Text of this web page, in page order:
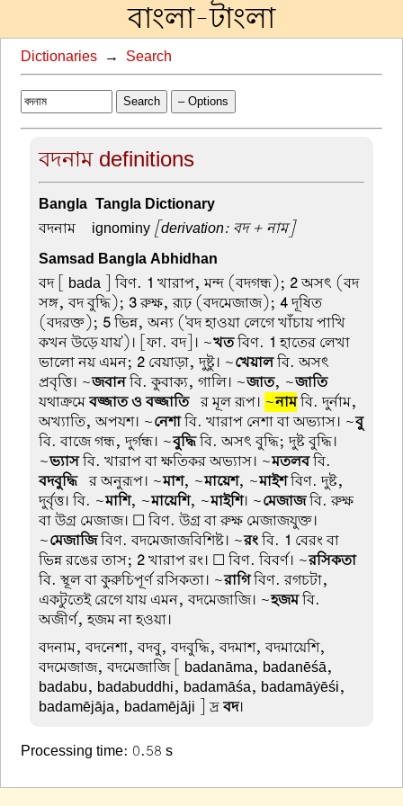
বাংলা-টাংলা
Dictionaries → Search
Search – Options
বদনাম definitions
Bangla-Tangla Dictionary
বদনাম – ignominy [derivation: বদ + নাম]
Samsad Bangla Abhidhan
বদ[ bada ] বিণ. 1 খারাপ, মন্দ (বদগন্ধ); 2অসৎ (বদ
সঙ্গ, বদ বুদ্ধি); 3রুক্ষ, রূঢ় (বদমেজাজ);4দূষিত
(বদরক্ত); 5ভিন্ন, অন্য ('বদ হাওয়া লেগে খাঁচায় পাখি
কখন উড়ে যায়')। [ফা. বদ]। ~খতবিণ. 1 হাতের লেখা
ভালো নয় এমন; 2 বেয়াড়া, দুষ্টু। ~খেয়ালবি. অসৎ
প্রবৃত্তি। ~জবানবি. কুবাক্য, গালি। ~জাত, ~জাতি
যথাক্রমেবজ্জাত ও বজ্জাতি-র মূল রূপ। ~নামবি. দুর্নাম,
অখ্যাতি, অপযশ। ~নেশাবি. খারাপ নেশা বা অভ্যাস। ~বু
বি. বাজে গন্ধ, দুর্গন্ধ। ~বুদ্ধিবি. অসৎ বুদ্ধি; দুষ্ট বুদ্ধি।
~ভ্যাসবি. খারাপ বা ক্ষতিকর অভ্যাস। ~মতলববি.
বদবুদ্ধি-র অনুরূপ। ~মাশ, ~মায়েশ, ~মাইশবিণ. দুষ্ট,
দুর্বৃত্ত। বি. ~মাশি, ~মায়েশি, ~মাইশি। ~মেজাজবি. রুক্ষ
বা উগ্র মেজাজ। ☐ বিণ. উগ্র বা রুক্ষ মেজাজযুক্ত।
~মেজাজিবিণ. বদমেজাজবিশিষ্ট। ~রংবি. 1 বেরং বা
ভিন্ন রঙের তাস; 2খারাপ রং। ☐ বিণ. বিবর্ণ। ~রসিকতা
বি. স্থূল বা কুরুচিপূর্ণ রসিকতা। ~রাগিবিণ. রগচটা,
একটুতেই রেগে যায় এমন, বদমেজাজি। ~হজমবি.
অজীর্ণ, হজম না হওয়া।
বদনাম, বদনেশা, বদবু, বদবুদ্ধি, বদমাশ, বদমায়েশি,
বদমেজাজ, বদমেজাজি[ badanāma, badanēśā,
badabu, badabuddhi, badamāśa, badamāẏēśi,
badamējāja, badamējāji ] দ্রবদ।
Processing time: 0.58 s